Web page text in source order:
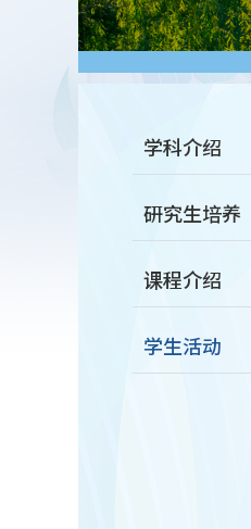
学科介绍
研究生培养
课程介绍
学生活动